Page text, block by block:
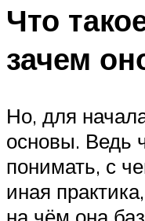
Что
зачем
Но, для
основы. Ведь
понимать, с
иная